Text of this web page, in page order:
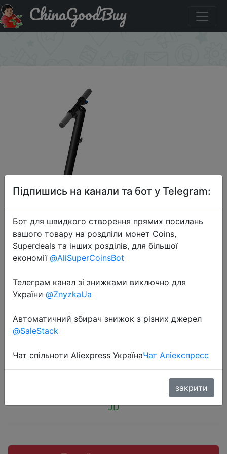
Придбати по знижці Xiaomi Минная цепь Ninebot
KickScooter. В Украину не отправляют.
ChinaGoodBuy
2018-10-23
Xiaomi Минная цепь Ninebot
KickScooter. В Украину не
отправляют.
$279.99
JD
Підпишись на канали та бот у Telegram:
Бот для швидкого створення прямих посилань
вашого товару на роздліли монет Coins,
Superdeals та інших розділів, для більшої
економії @AliSuperCoinsBot
Телеграм канал зі знижками виключно для
України @ZnyzkaUa
Автоматичний збирач знижок з різних джерел
@SaleStack
Чат спільноти Aliexpress УкраїнаЧат Аліекспресс
закрити